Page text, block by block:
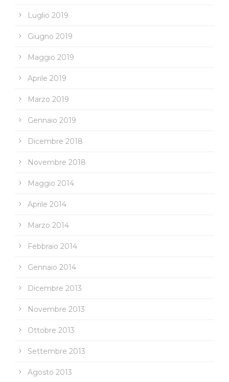
Luglio 2019
Giugno 2019
Maggio 2019
Aprile 2019
Marzo 2019
Gennaio 2019
Dicembre 2018
Novembre 2018
Maggio 2014
Aprile 2014
Marzo 2014
Febbraio 2014
Gennaio 2014
Dicembre 2013
Novembre 2013
Ottobre 2013
Settembre 2013
Agosto 2013